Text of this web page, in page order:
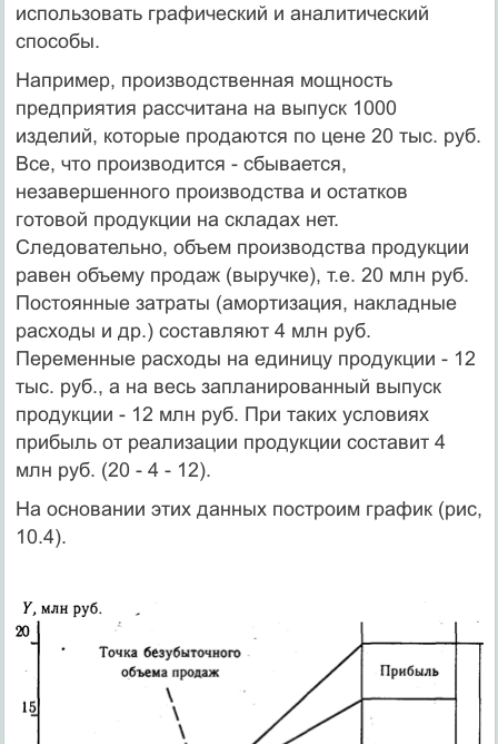
использовать графический и аналитический
способы.
Например, производственная мощность
предприятия рассчитана на выпуск 1000
изделий, которые продаются по цене 20 тыс. руб.
Все, что производится - сбывается,
незавершенного производства и остатков
готовой продукции на складах нет.
Следовательно, объем производства продукции
равен объему продаж (выручке), т.е. 20 млн руб.
Постоянные затраты (амортизация, накладные
расходы и др.) составляют 4 млн руб.
Переменные расходы на единицу продукции - 12
тыс. руб., а на весь запланированный выпуск
продукции - 12 млн руб. При таких условиях
прибыль от реализации продукции составит 4
млн руб. (20 - 4 - 12).
На основании этих данных построим график (рис,
10.4).